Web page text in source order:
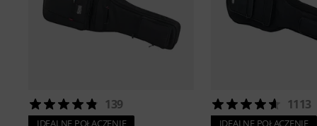
139
IDEALNE POŁĄCZENIE
1113
IDEALNE POŁĄCZENIE